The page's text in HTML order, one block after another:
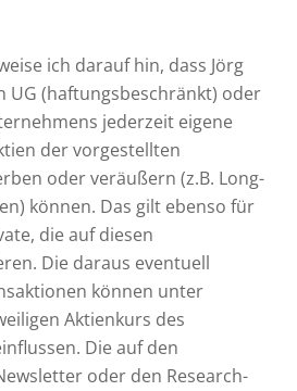
ich darauf hin, dass Jörg
UG (haftungsbeschränkt) oder
jederzeit eigene
der vorgestellten
oder veräußern (z.B. Long-
können. Das gilt ebenso für
die auf diesen
Die daraus eventuell
können unter
Aktienkurs des
Die auf den
oder den Research-